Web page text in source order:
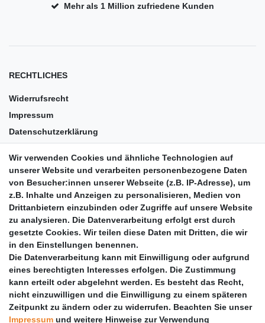
Mehr als 1 Million zufriedene Kunden
RECHTLICHES
Widerrufsrecht
Impressum
Datenschutzerklärung
Barrierefreiheit
Anleitungen
Vertrag widerrufen
PARTNER
DHL
GLS
PaketPLUS
Wir verwenden Cookies und ähnliche Technologien auf
unserer Website und verarbeiten personenbezogene Daten
von Besucher:innen unserer Webseite (z.B. IP-Adresse), um
z.B. Inhalte und Anzeigen zu personalisieren, Medien von
Drittanbietern einzubinden oder Zugriffe auf unsere Website
zu analysieren. Die Datenverarbeitung erfolgt erst durch
gesetzte Cookies. Wir teilen diese Daten mit Dritten, die wir
in den Einstellungen benennen.
Die Datenverarbeitung kann mit Einwilligung oder aufgrund
eines berechtigten Interesses erfolgen. Die Zustimmung
kann erteilt oder abgelehnt werden. Es besteht das Recht,
nicht einzuwilligen und die Einwilligung zu einem späteren
Zeitpunkt zu ändern oder zu widerrufen. Beachten Sie unser
Impressum und weitere Hinweise zur Verwendung